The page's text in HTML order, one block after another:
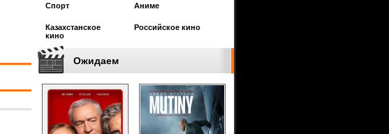
Спорт Аниме
Казахстанское
кино
Российское кино
Ожидаем